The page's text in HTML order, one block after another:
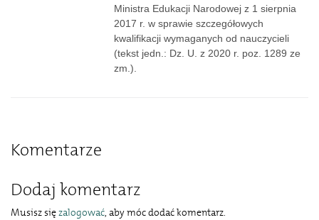
Ministra Edukacji Narodowej z 1 sierpnia
2017 r. w sprawie szczegółowych
kwalifikacji wymaganych od nauczycieli
(tekst jedn.: Dz. U. z 2020 r. poz. 1289 ze
zm.).
Komentarze
Dodaj komentarz
Musisz sięzalogować, aby móc dodać komentarz.